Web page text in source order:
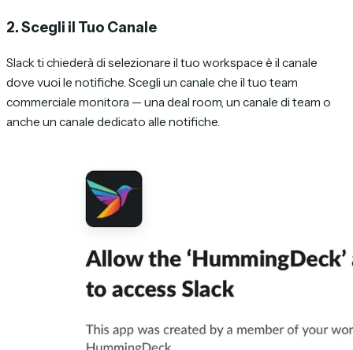
2. Scegli il Tuo Canale
Slack ti chiederà di selezionare il tuo workspace è il canale
dove vuoi le notifiche. Scegli un canale che il tuo team
commerciale monitora — una deal room, un canale di team o
anche un canale dedicato alle notifiche.